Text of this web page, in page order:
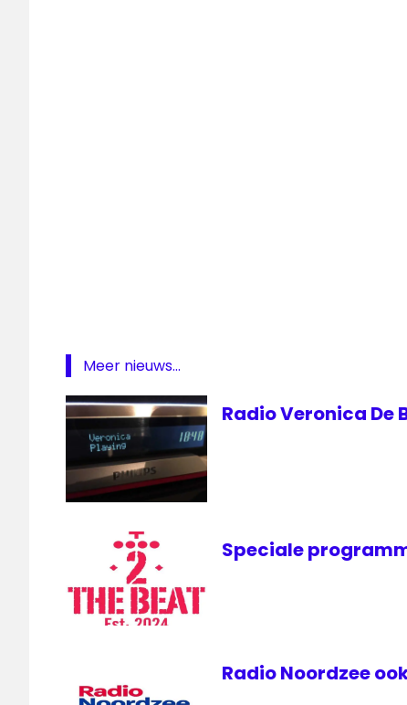
Meer nieuws...
Radio Veronica De
Speciale
Radio Noordzee